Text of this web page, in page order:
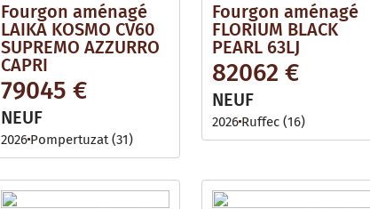
Fourgon aménagé
LAIKA KOSMO CV60
SUPREMO AZZURRO
CAPRI
79045 €
NEUF
2026 Pompertuzat (31)
Fourgon aménagé
FLORIUM BLACK
PEARL 63LJ
82062 €
NEUF
2026 Ruffec (16)